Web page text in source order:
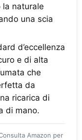
naturale
una scia
d’eccellenza
e di alta
che
da
ricarica di
di mano.
Amazon per